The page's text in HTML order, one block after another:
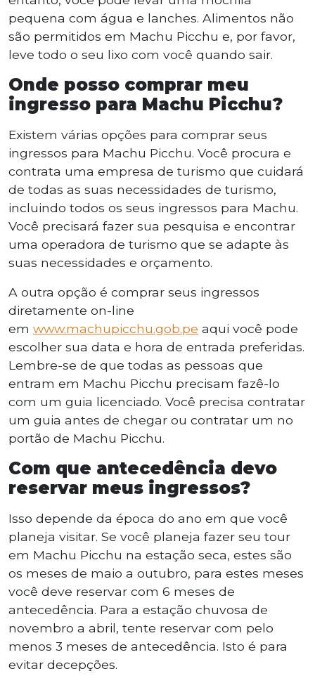
pequena com água e lanches. Alimentos não
são permitidos em Machu Picchu e, por favor,
leve todo o seu lixo com você quando sair.
Onde posso comprar meu
ingresso para Machu Picchu?
Existem várias opções para comprar seus
ingressos para Machu Picchu. Você procura e
contrata uma empresa de turismo que cuidará
de todas as suas necessidades de turismo,
incluindo todos os seus ingressos para Machu.
Você precisará fazer sua pesquisa e encontrar
uma operadora de turismo que se adapte às
suas necessidades e orçamento.
A outra opção é comprar seus ingressos
diretamente on-line
em www.machupicchu.gob.pe aqui você pode
escolher sua data e hora de entrada preferidas.
Lembre-se de que todas as pessoas que
entram em Machu Picchu precisam fazê-lo
com um guia licenciado. Você precisa contratar
um guia antes de chegar ou contratar um no
portão de Machu Picchu.
Com que antecedência devo
reservar meus ingressos?
Isso depende da época do ano em que você
planeja visitar. Se você planeja fazer seu tour
em Machu Picchu na estação seca, estes são
os meses de maio a outubro, para estes meses
você deve reservar com 6 meses de
antecedência. Para a estação chuvosa de
novembro a abril, tente reservar com pelo
menos 3 meses de antecedência. Isto é para
evitar decepções.